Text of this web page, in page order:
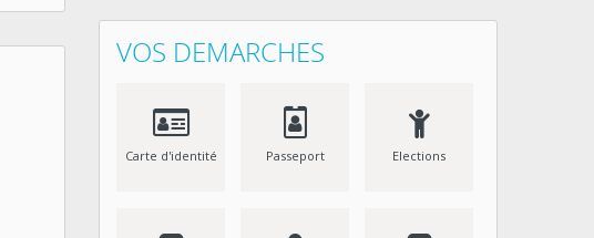
VOS DEMARCHES
Carte d'identité Passeport Elections